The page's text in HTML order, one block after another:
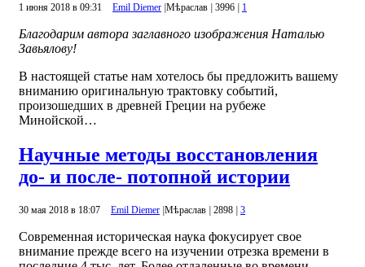
1 июня 2018 в 09:31 Emil Diemer Mѣраслав 3996 1
Благодарим автора заглавного изображения Наталью
Завьялову!
В настоящей статье нам хотелось бы предложить вашему
вниманию оригинальную трактовку событий,
произошедших в древней Греции на рубеже
Минойской…
Научные методы восстановления
до- и после- потопной истории
30 мая 2018 в 18:07 Emil Diemer Mѣраслав 2898 3
Современная историческая наука фокусирует свое
внимание прежде всего на изучении отрезка времени в